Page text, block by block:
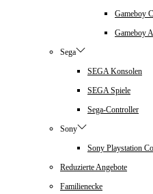
Gameboy
Gameboy
Sega
SEGA Konsolen
SEGA Spiele
Sega-Controller
Sony
Sony Playstation
Reduzierte Angebote
Familienecke